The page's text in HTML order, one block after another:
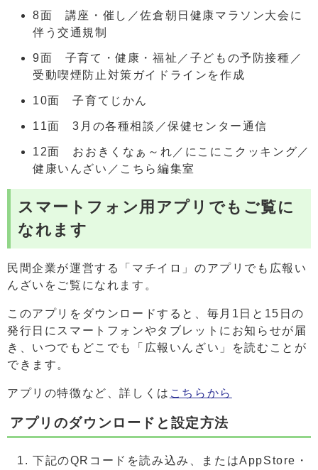
8面 講座・催し／佐倉朝日健康マラソン大会に
伴う交通規制
9面 子育て・健康・福祉／子どもの予防接種／
受動喫煙防止対策ガイドラインを作成
10面 子育てじかん
11面 3月の各種相談／保健センター通信
12面 おおきくなぁ～れ／にこにこクッキング／
健康いんざい／こちら編集室
スマートフォン用アプリでもご覧に
なれます
民間企業が運営する「マチイロ」のアプリでも広報い
んざいをご覧になれます。
このアプリをダウンロードすると、毎月1日と15日の
発行日にスマートフォンやタブレットにお知らせが届
き、いつでもどこでも「広報いんざい」を読むことが
できます。
アプリの特徴など、詳しくは こちらから
アプリのダウンロードと設定方法
下記のQRコードを読み込み、またはAppStore・